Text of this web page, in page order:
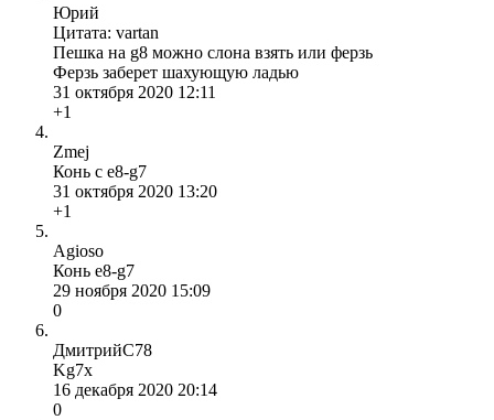
Юрий
Цитата: vartan
Пешка на g8 можно слона взять или ферзь
Ферзь заберет шахующую ладью
31 октября 2020 12:11
+1
Zmej
Конь с e8-g7
31 октября 2020 13:20
+1
Agioso
Конь е8-g7
29 ноября 2020 15:09
0
ДмитрийС78
Kg7x
16 декабря 2020 20:14
0